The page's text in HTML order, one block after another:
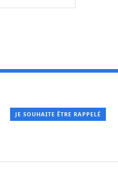
JE SOUHAITE ÊTRE RAPPELÉ